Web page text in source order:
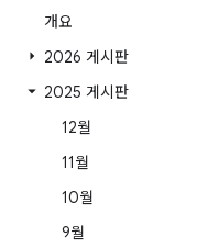
개요
2026 게시판
2025 게시판
12월
11월
10월
9월